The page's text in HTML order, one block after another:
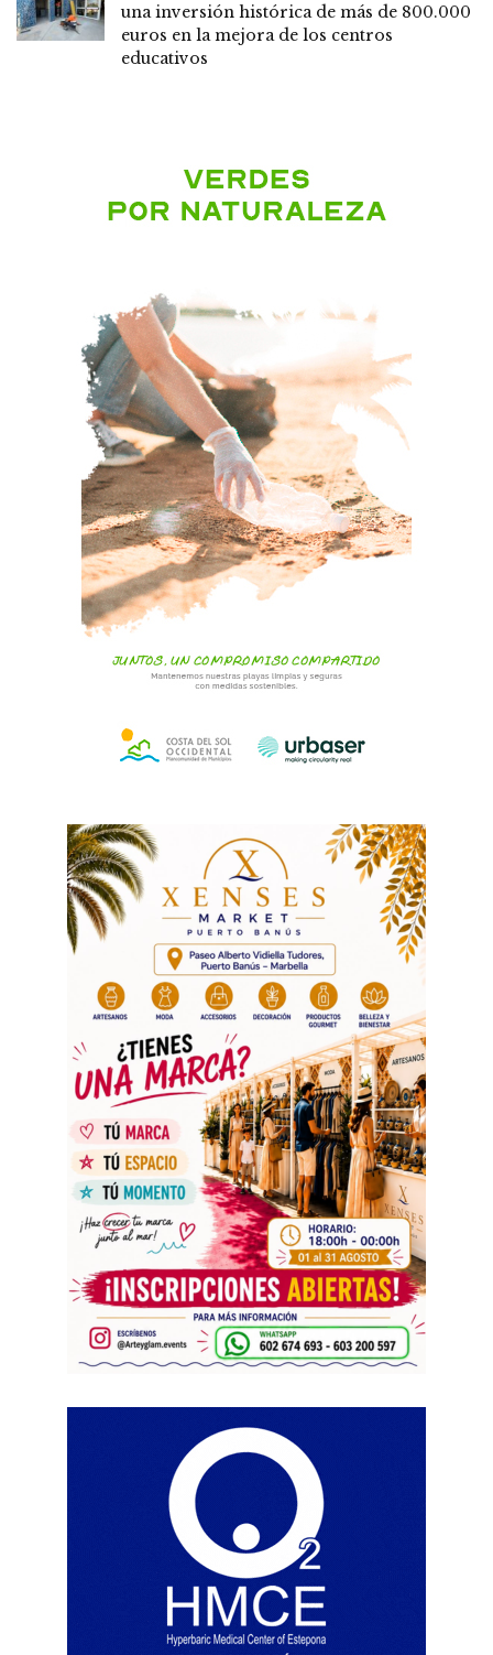
una inversión histórica de más de 800.000
euros en la mejora de los centros
educativos